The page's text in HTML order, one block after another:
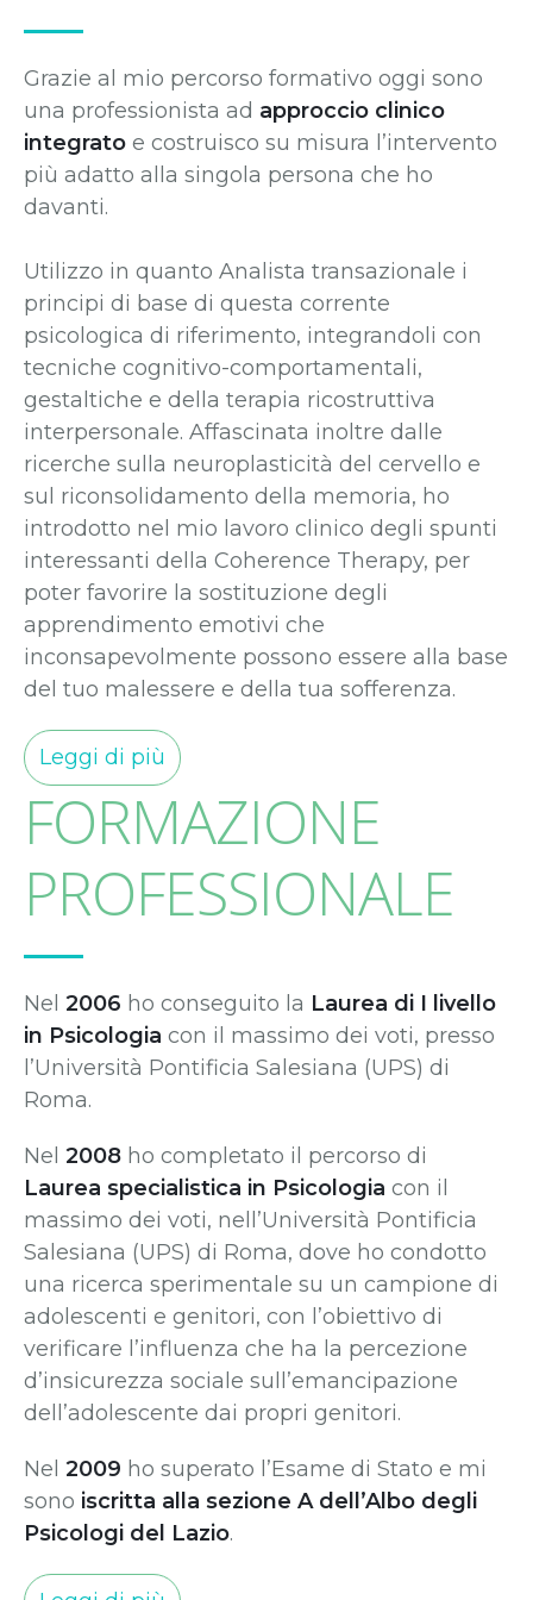
Grazie al mio percorso formativo oggi sono
una professionista ad approccio clinico
integrato e costruisco su misura l’intervento
più adatto alla singola persona che ho
davanti.
Utilizzo in quanto Analista transazionale i
principi di base di questa corrente
psicologica di riferimento, integrandoli con
tecniche cognitivo-comportamentali,
gestaltiche e della terapia ricostruttiva
interpersonale. Affascinata inoltre dalle
ricerche sulla neuroplasticità del cervello e
sul riconsolidamento della memoria, ho
introdotto nel mio lavoro clinico degli spunti
interessanti della Coherence Therapy, per
poter favorire la sostituzione degli
apprendimento emotivi che
inconsapevolmente possono essere alla base
del tuo malessere e della tua sofferenza.
Leggi di più
FORMAZIONE
PROFESSIONALE
Nel 2006 ho conseguito la Laurea di I livello
in Psicologia con il massimo dei voti, presso
l’Università Pontificia Salesiana (UPS) di
Roma.
Nel 2008 ho completato il percorso di
Laurea specialistica in Psicologia con il
massimo dei voti, nell’Università Pontificia
Salesiana (UPS) di Roma, dove ho condotto
una ricerca sperimentale su un campione di
adolescenti e genitori, con l’obiettivo di
verificare l’influenza che ha la percezione
d’insicurezza sociale sull’emancipazione
dell’adolescente dai propri genitori.
Nel 2009 ho superato l’Esame di Stato e mi
sono iscritta alla sezione A dell’Albo degli
Psicologi del Lazio.